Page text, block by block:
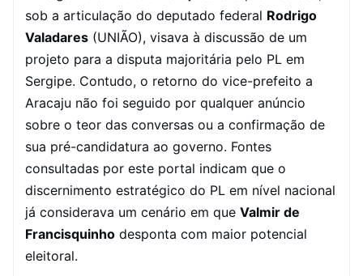
sob a articulação do deputado federal Rodrigo
Valadares (UNIÃO), visava à discussão de um
projeto para a disputa majoritária pelo PL em
Sergipe. Contudo, o retorno do vice-prefeito a
Aracaju não foi seguido por qualquer anúncio
sobre o teor das conversas ou a confirmação de
sua pré-candidatura ao governo. Fontes
consultadas por este portal indicam que o
discernimento estratégico do PL em nível nacional
já considerava um cenário em que Valmir de
Francisquinho desponta com maior potencial
eleitoral.